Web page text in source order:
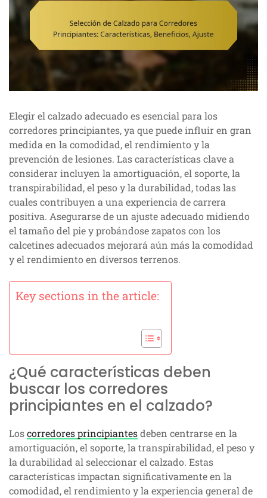
Elegir el calzado adecuado es esencial para los
corredores principiantes, ya que puede influir en gran
medida en la comodidad, el rendimiento y la
prevención de lesiones. Las características clave a
considerar incluyen la amortiguación, el soporte, la
transpirabilidad, el peso y la durabilidad, todas las
cuales contribuyen a una experiencia de carrera
positiva. Asegurarse de un ajuste adecuado midiendo
el tamaño del pie y probándose zapatos con los
calcetines adecuados mejorará aún más la comodidad
y el rendimiento en diversos terrenos.
Key sections in the article:
¿Qué características deben
buscar los corredores
principiantes en el calzado?
Loscorredores principiantesdeben centrarse en la
amortiguación, el soporte, la transpirabilidad, el peso y
la durabilidad al seleccionar el calzado. Estas
características impactan significativamente en la
comodidad, el rendimiento y la experiencia general de